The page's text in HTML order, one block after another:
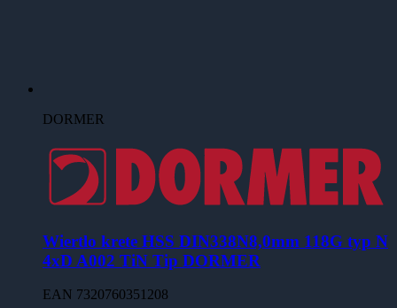
DORMER
Wiertlo krete HSS DIN338N8,0mm 118G typ N
4xD A002 TiN Tip DORMER
EAN 7320760351208